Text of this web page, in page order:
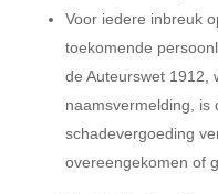
Voor iedere inbreuk
toekomende
de Auteurswet 1912,
naamsvermelding, is
schadevergoeding
overeengekomen of